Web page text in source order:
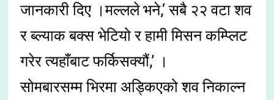
जानकारी दिए ।मल्लले भने,‘ सबै २२ वटा शव
र ब्ल्याक बक्स भेटियो र हामी मिसन कम्प्लिट
गरेर त्यहाँबाट फर्किसक्यौं,’ ।
सोमबारसम्म भिरमा अड्किएको शव निकाल्न